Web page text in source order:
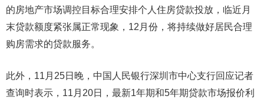
的房地产市场调控目标合理安排个人住房贷款投放，临近月
末贷款额度紧张属正常现象，12月份，将持续做好居民合理
购房需求的贷款服务。
此外，11月25日晚，中国人民银行深圳市中心支行回应记者
查询时表示，11月20日，最新1年期和5年期贷款市场报价利